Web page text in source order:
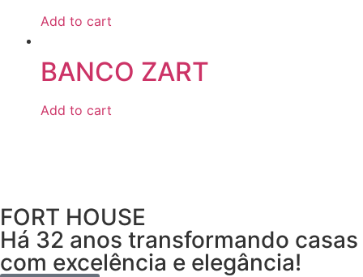
Add to cart
BANCO ZART
Add to cart
FORT HOUSE
Há 32 anos transformando casas
com excelência e elegância!